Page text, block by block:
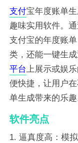
支付宝年度账单
趣味实用软件。
支付宝的年度账
类，还能一键生
平台 上展示或娱
便快捷，让用户
单生成带来的乐趣
软件亮点
1. 逼真度高：模